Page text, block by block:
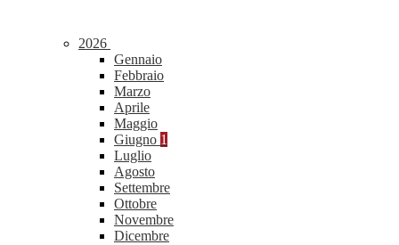
2026
Gennaio
Febbraio
Marzo
Aprile
Maggio
Giugno 1
Luglio
Agosto
Settembre
Ottobre
Novembre
Dicembre